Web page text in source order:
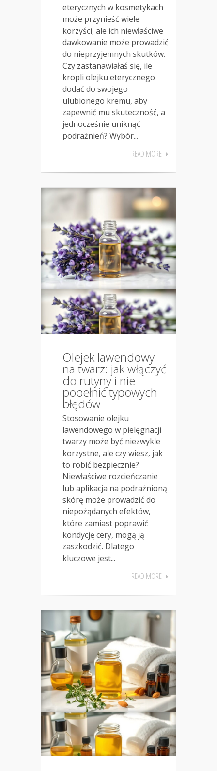
eterycznych w kosmetykach
może przynieść wiele
korzyści, ale ich niewłaściwe
dawkowanie może prowadzić
do nieprzyjemnych skutków.
Czy zastanawiałaś się, ile
kropli olejku eterycznego
dodać do swojego
ulubionego kremu, aby
zapewnić mu skuteczność, a
jednocześnie uniknąć
podrażnień? Wybór...
READ MORE
Olejek lawendowy
na twarz: jak włączyć
do rutyny i nie
popełnić typowych
błędów
Stosowanie olejku
lawendowego w pielęgnacji
twarzy może być niezwykle
korzystne, ale czy wiesz, jak
to robić bezpiecznie?
Niewłaściwe rozcieńczanie
lub aplikacja na podrażnioną
skórę może prowadzić do
niepożądanych efektów,
które zamiast poprawić
kondycję cery, mogą ją
zaszkodzić. Dlatego
kluczowe jest...
READ MORE